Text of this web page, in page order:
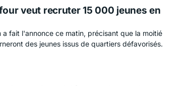
veut recruter 15 000 jeunes en
a fait l'annonce ce matin, précisant que la moitié
des jeunes issus de quartiers défavorisés.